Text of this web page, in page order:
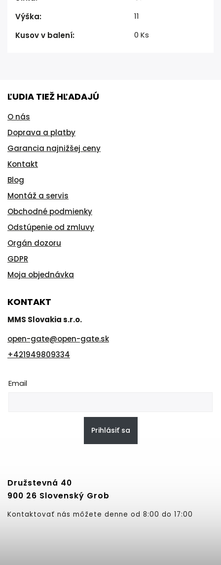
Výška:
11
Kusov v balení: 0 Ks
ĽUDIA TIEŽ HĽADAJÚ
O nás
Doprava a platby
Garancia najnižšej ceny
Kontakt
Blog
Montáž a servis
Obchodné podmienky
Odstúpenie od zmluvy
Orgán dozoru
GDPR
Moja objednávka
KONTAKT
MMS Slovakia s.r.o.
open-gate@open-gate.sk
+421949809334
Email
Prihlásiť sa
Družstevná 40
900 26 Slovenský Grob
Kontaktovať nás môžete denne od 8:00 do 17:00